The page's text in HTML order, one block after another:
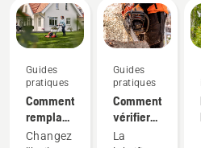
Guides
pratiques
Comment
remplacer
l'huile de
Changez
Guides
pratiques
Comment
vérifier
que la
La